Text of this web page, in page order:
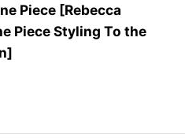
Piece [Rebecca
Piece Styling To the